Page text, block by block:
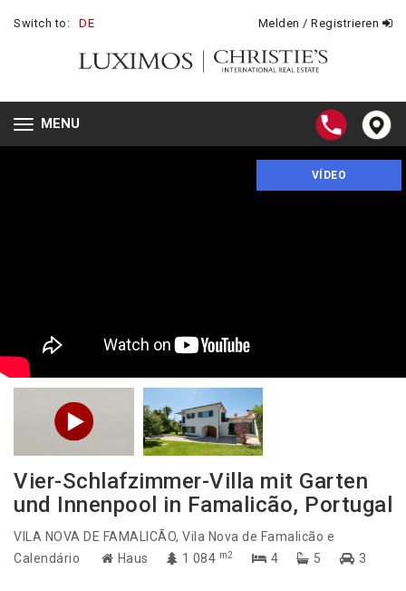
Switch to: DE Melden / Registrieren
Toggle
navigation
MENU
VÍDEO
Vier-Schlafzimmer-Villa mit Garten
und Innenpool in Famalicão, Portugal
VILA NOVA DE FAMALICÃO, Vila Nova de Famalicão e
Calendário
Haus 1 084 m2 4 5 3